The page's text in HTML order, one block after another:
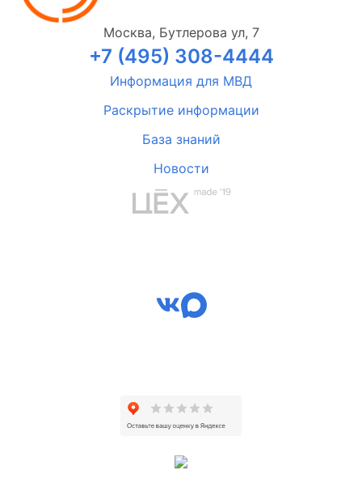
Москва, Бутлерова ул, 7
+7 (495) 308-4444
Информация для МВД
Раскрытие информации
База знаний
Новости